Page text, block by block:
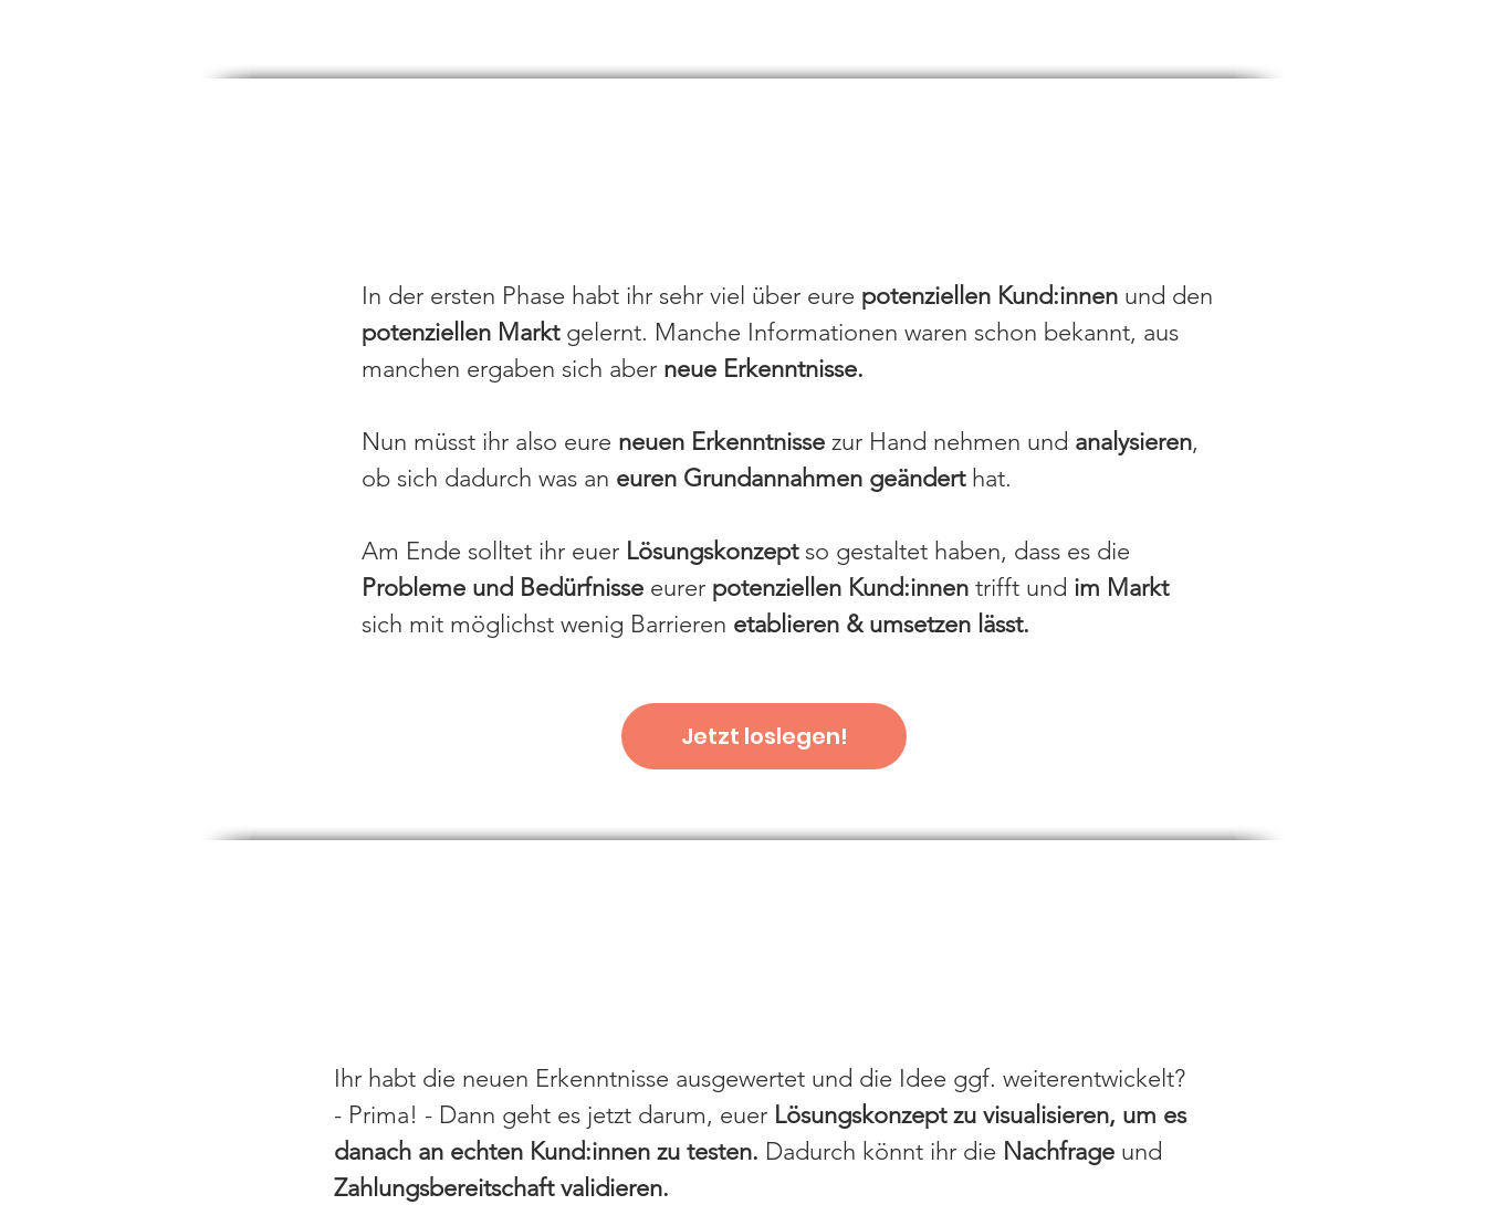
In der ersten Phase habt ihr sehr viel über eure potenziellen Kund:innen und den
potenziellen Marktgelernt. Manche Informationen waren schon bekannt, aus
manchen ergaben sich aber neue Erkenntnisse.
Nun müsst ihr also eure neuen Erkenntnisse zur Hand nehmen und analysieren,
ob sich dadurch was an euren Grundannahmen geänderthat.
Am Ende solltet ihr euer Lösungskonzeptso gestaltet haben, dass es die
Probleme und Bedürfnisse eurer potenziellen Kund:innen trifft und im Markt
sich mit möglichst wenig Barrieren etablieren & umsetzen lässt.
Jetzt loslegen!
Ihr habt die neuen Erkenntnisse ausgewertet und die Idee ggf. weiterentwickelt?
- Prima! - Dann geht es jetzt darum, euer Lösungskonzept zu visualisieren, um es
danach an echten Kund:innen zu testen. Dadurch könnt ihr die Nachfrage und
Zahlungsbereitschaft validieren.